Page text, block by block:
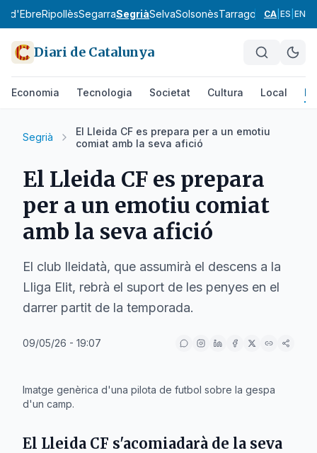
d'EbreRipollèsSegarraSegriàSelvaSolsonèsTarragonèsTerra
CA ES EN
Diari de Catalunya
Economia Tecnologia Societat Cultura Local
Segrià
El Lleida CF es prepara per a un emotiu
comiat amb la seva afició
El Lleida CF es prepara
per a un emotiu comiat
amb la seva afició
El club lleidatà, que assumirà el descens a la
Lliga Elit, rebrà el suport de les penyes en el
darrer partit de la temporada.
09/05/26 - 19:07
Imatge genèrica d'una pilota de futbol sobre la gespa
d'un camp.
El Lleida CF s'acomiadarà de la seva